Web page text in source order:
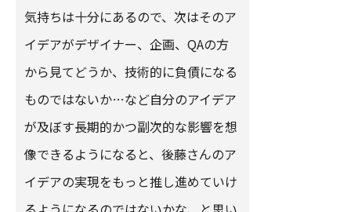
気持ちは十分にあるので、次はそのア
イデアがデザイナー、企画、QAの方
から見てどうか、技術的に負債になる
ものではないか…など自分のアイデア
が及ぼす長期的かつ副次的な影響を想
像できるようになると、後藤さんのア
イデアの実現をもっと推し進めていけ